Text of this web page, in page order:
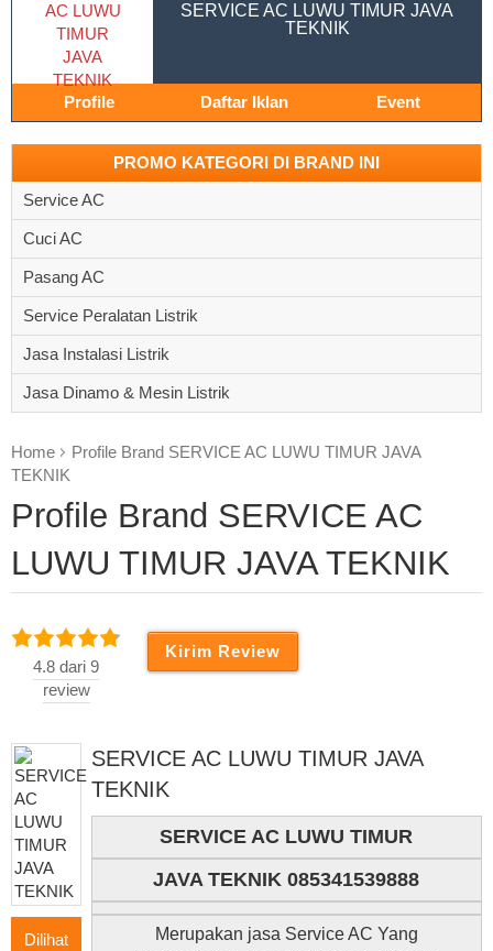
SERVICE AC LUWU TIMUR JAVA
TEKNIK
Profile Daftar Iklan Event
PROMO KATEGORI DI BRAND INI
Service AC
Cuci AC
Pasang AC
Service Peralatan Listrik
Jasa Instalasi Listrik
Jasa Dinamo & Mesin Listrik
Home
Profile Brand SERVICE AC LUWU TIMUR JAVA
TEKNIK
Profile Brand SERVICE AC
LUWU TIMUR JAVA TEKNIK
4.8 dari 9
review
Dilihat
SERVICE AC LUWU TIMUR JAVA
TEKNIK
SERVICE AC LUWU TIMUR
JAVA TEKNIK 085341539888
Merupakan jasa Service AC Yang